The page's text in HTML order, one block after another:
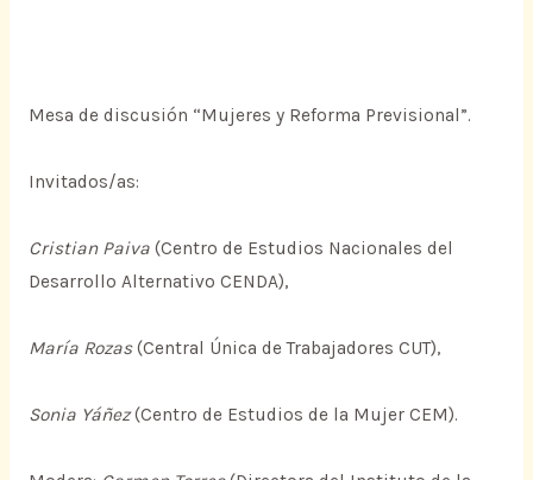
Mesa de discusión “Mujeres y Reforma Previsional”.
Invitados/as:
Cristian Paiva(Centro de Estudios Nacionales del
Desarrollo Alternativo CENDA),
María Rozas(Central Única de Trabajadores CUT),
Sonia Yáñez(Centro de Estudios de la Mujer CEM).